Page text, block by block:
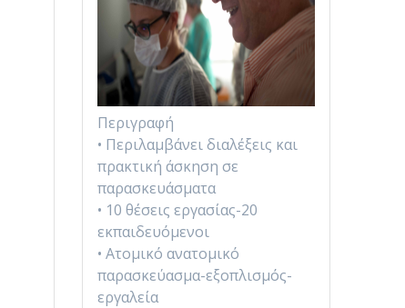
Περιγραφή
• Περιλαμβάνει διαλέξεις και
πρακτική άσκηση σε
παρασκευάσματα
• 10 θέσεις εργασίας-20
εκπαιδευόμενοι
• Ατομικό ανατομικό
παρασκεύασμα-εξοπλισμός-
εργαλεία